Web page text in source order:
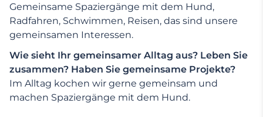
Gemeinsame Spaziergänge mit dem Hund,
Radfahren, Schwimmen, Reisen, das sind unsere
gemeinsamen Interessen.
Wie sieht Ihr gemeinsamer Alltag aus? Leben Sie
zusammen? Haben Sie gemeinsame Projekte?
Im Alltag kochen wir gerne gemeinsam und
machen Spaziergänge mit dem Hund.